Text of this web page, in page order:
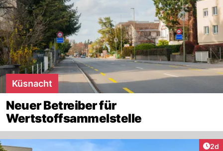
Küsnacht
Neuer Betreiber für
Wertstoffsammelstelle
2d